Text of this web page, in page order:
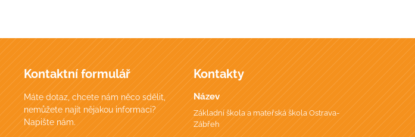
Kontaktní formulář
Máte dotaz, chcete nám něco sdělit,
nemůžete najít nějakou informaci?
Napište nám.
Kontakty
Název
Základní škola a mateřská škola Ostrava-
Zábřeh